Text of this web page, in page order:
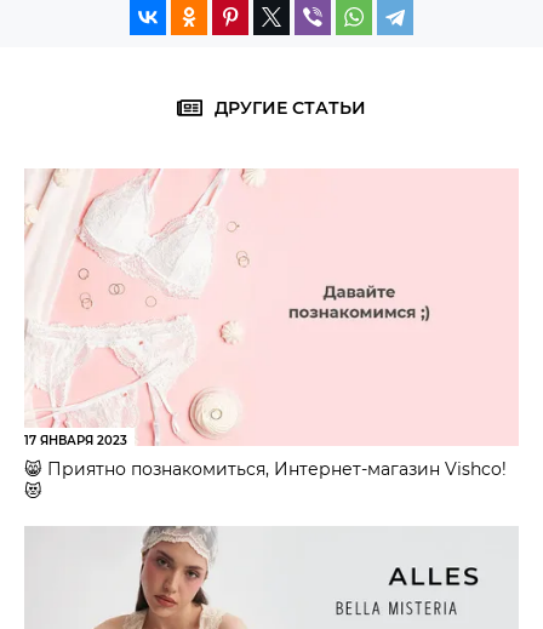
ДРУГИЕ СТАТЬИ
17 ЯНВАРЯ 2023
😸 Приятно познакомиться, Интернет-магазин Vishco!
😻